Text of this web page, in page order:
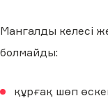
Мангалды келесі
болмайды:
құрғақ шөп